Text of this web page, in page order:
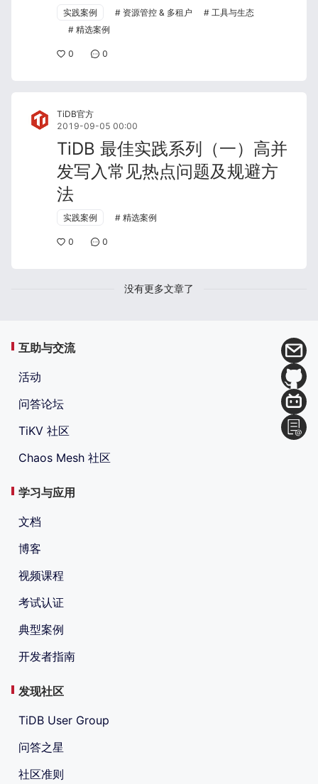
实践案例 资源管控 & 多租户
工具与生态
精选案例
0 0
TiDB官方
2019-09-05 00:00
TiDB 最佳实践系列（一）高并
发写入常见热点问题及规避方
法
实践案例 精选案例
0 0
没有更多文章了
互助与交流
活动
问答论坛
TiKV 社区
Chaos Mesh 社区
学习与应用
文档
博客
视频课程
考试认证
典型案例
开发者指南
发现社区
TiDB User Group
问答之星
社区准则